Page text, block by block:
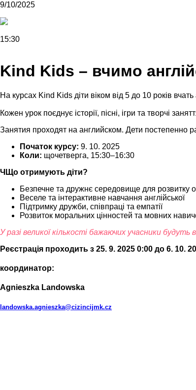
9/10/2025
15:30
Kind Kids – вчимо
На курсах Kind Kids діти віком від 5 до 10 років вчать
Кожен урок поєднує історії, пісні, ігри та творчі
Занятия проходят на английском. Дети постепенно р
Початок курсу: 9. 10. 2025
Коли: щочетверга, 15:30–16:30
Ч Що отримують діти?
Безпечне та дружнє середовище для розвитку
Веселе та інтерактивне навчання англійської
Підтримку дружби, співпраці та емпатії
Розвиток моральних цінностей та мовних
У разі великої кількості бажаючих учасники будуть
Реєстрація проходить з 25. 9. 2025 0:00 до 6. 10.
координатор:
Agnieszka Landowska
landowska.agnieszka@cizincijmk.cz